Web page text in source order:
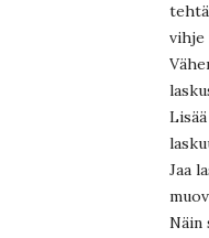
vihje
Jaa
Näin